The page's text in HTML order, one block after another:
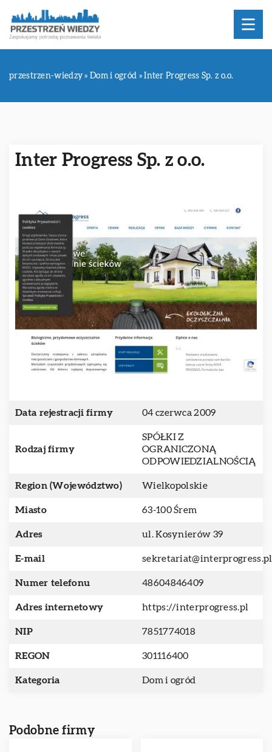
przestrzen-wiedzy »Dom i ogród »Inter Progress Sp. z o.o.
Inter Progress Sp. z o.o.
Data rejestracji firmy 04 czerwca 2009
Rodzaj firmy
SPÓŁKI Z
OGRANICZONĄ
ODPOWIEDZIALNOŚCIĄ
Region (Województwo) Wielkopolskie
Miasto 63-100 Śrem
Adres ul. Kosynierów 39
E-mail sekretariat@interprogress.pl
Numer telefonu 48604846409
Adres internetowy https://interprogress.pl
NIP 7851774018
REGON 301116400
Kategoria Dom i ogród
Podobne firmy